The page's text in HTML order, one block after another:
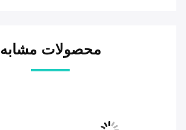
محصولات مشابه